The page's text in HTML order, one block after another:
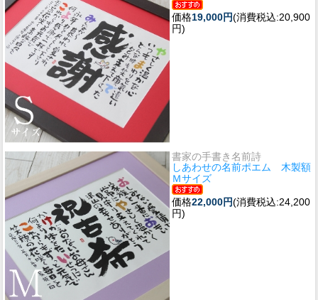
価格19,000円(消費税込:20,900
円)
書家の手書き名前詩
しあわせの名前ポエム 木製額
Ｍサイズ
価格22,000円(消費税込:24,200
円)